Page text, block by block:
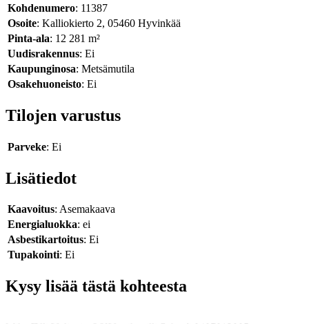
Kohdenumero: 11387
Osoite: Kalliokierto 2, 05460 Hyvinkää
Pinta-ala: 12 281 m²
Uudisrakennus: Ei
Kaupunginosa: Metsämutila
Osakehuoneisto: Ei
Tilojen varustus
Parveke: Ei
Lisätiedot
Kaavoitus: Asemakaava
Energialuokka: ei
Asbestikartoitus: Ei
Tupakointi: Ei
Kysy lisää tästä kohteesta